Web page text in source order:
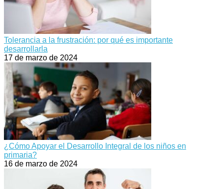
Tolerancia a la frustración: por qué es importante
desarrollarla
17 de marzo de 2024
¿Cómo Apoyar el Desarrollo Integral de los niños en
primaria?
16 de marzo de 2024